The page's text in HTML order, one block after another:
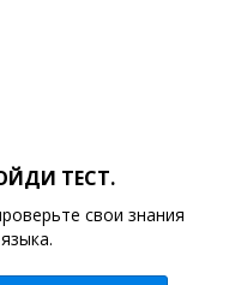
ТЕСТ.
свои знания